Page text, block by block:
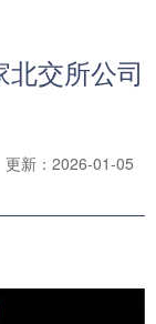
交所公司
更新：2026-01-05